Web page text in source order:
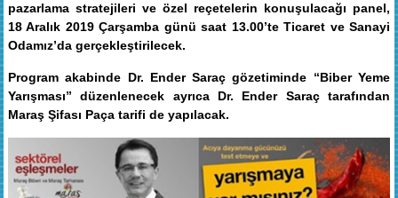
pazarlama stratejileri ve özel reçetelerin konuşulacağı panel,
18 Aralık 2019 Çarşamba günü saat 13.00’te Ticaret ve Sanayi
Odamız’da gerçekleştirilecek.
Program akabinde Dr. Ender Saraç gözetiminde “Biber Yeme
Yarışması” düzenlenecek ayrıca Dr. Ender Saraç tarafından
Maraş Şifası Paça tarifi de yapılacak.